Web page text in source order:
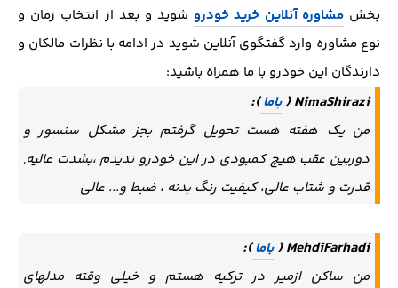
بخشمشاوره آنلاین خرید خودرو شوید و بعد از انتخاب زمان و
نوع مشاوره وارد گفتگوی آنلاین شوید در ادامه با نظرات مالکان و
دارندگان این خودرو با ما همراه باشید:
NimaShirazi ( باما):
من یک هفته هست تحویل گرفتم بجز مشکل سنسور و
دوربین عقب هیچ کمبودی در این خودرو ندیدم ،بشدت عالیه,
قدرت و شتاب عالی، کیفیت رنگ بدنه ، ضبط و... عالی
MehdiFarhadi ( باما):
من ساکن ازمیر در ترکیه هستم و خیلی وقته مدلهای